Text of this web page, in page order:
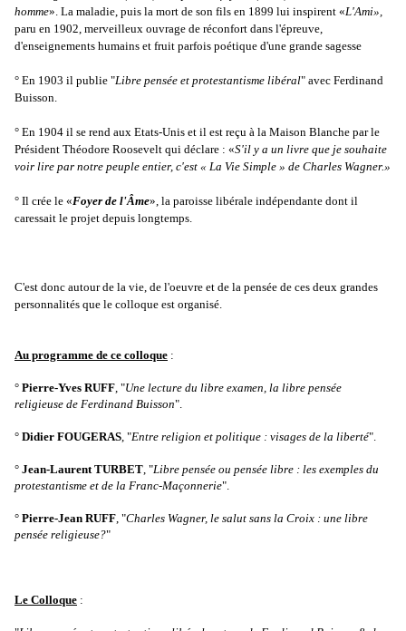
homme». La maladie, puis la mort de son fils en 1899 lui inspirent «L'Ami»,
paru en 1902, merveilleux ouvrage de réconfort dans l'épreuve,
d'enseignements humains et fruit parfois poétique d'une grande sagesse
° En 1903 il publie "Libre pensée et protestantisme libéral" avec Ferdinand
Buisson.
° En 1904 il se rend aux Etats-Unis et il est reçu à la Maison Blanche par le
Président Théodore Roosevelt qui déclare : «S'il y a un livre que je souhaite
voir lire par notre peuple entier, c'est « La Vie Simple » de Charles Wagner.»
° Il crée le «Foyer de l'Âme», la paroisse libérale indépendante dont il
caressait le projet depuis longtemps.
C'est donc autour de la vie, de l'oeuvre et de la pensée de ces deux grandes
personnalités que le colloque est organisé.
Au programme de ce colloque :
° Pierre-Yves RUFF, "Une lecture du libre examen, la libre pensée
religieuse de Ferdinand Buisson".
° Didier FOUGERAS, "Entre religion et politique : visages de la liberté".
° Jean-Laurent TURBET, "Libre pensée ou pensée libre : les exemples du
protestantisme et de la Franc-Maçonnerie".
° Pierre-Jean RUFF, "Charles Wagner, le salut sans la Croix : une libre
pensée religieuse?"
Le Colloque :